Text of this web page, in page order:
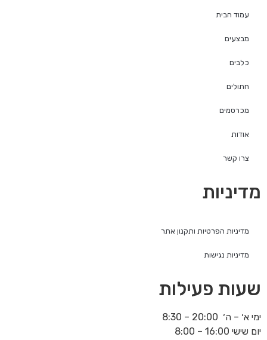
עמוד הבית
מבצעים
כלבים
חתולים
מכרסמים
אודות
צרו קשר
מדיניות
מדיניות הפרטיות ותקנון אתר
מדיניות נגישות
שעות פעילות
ימי א׳ – ה׳ 20:00 – 8:30
יום שישי 16:00 – 8:00